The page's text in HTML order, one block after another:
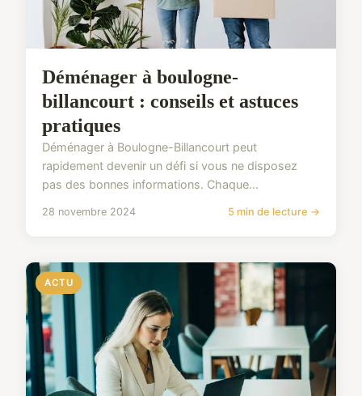
Déménager à boulogne-
billancourt : conseils et astuces
pratiques
Déménager à Boulogne-Billancourt peut
rapidement devenir un défi si vous ne disposez
pas des bonnes informations. Chaque...
28 novembre 2024 5 min de lecture →
ACTU